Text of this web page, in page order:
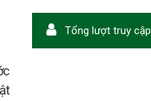
Tổng lượt truy cập